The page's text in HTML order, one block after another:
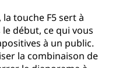
touche F5 sert à
début, ce qui vous
à un public.
la combinaison de